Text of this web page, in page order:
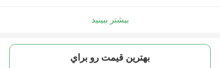
بیشتر ببینید
بهترين قيمت رو براي